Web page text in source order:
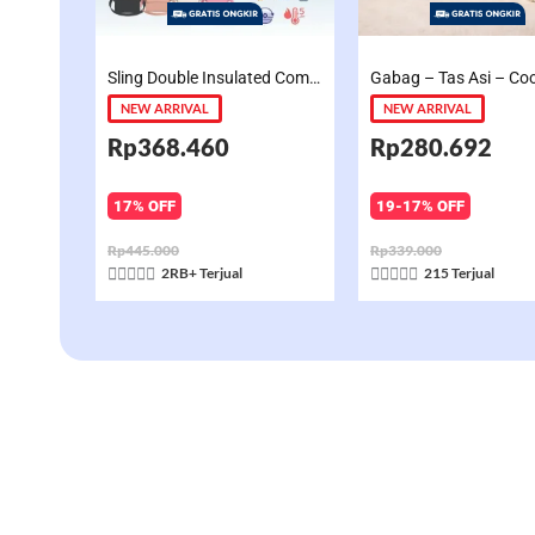
Sling Double Insulated Compartment Cappucino Black, Creamy, Salem, Chocolate
NEW ARRIVAL
Rp368.460
17% OFF
Rp445.000
 Rated
5
of
2RB+ Terjual
NEW ARRIVAL
Rp280.692
19-17% OFF
Rp339.000
 Rated
5
of
215 Terjual